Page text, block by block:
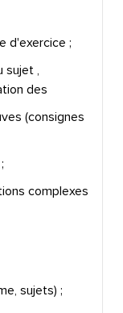
d'exercice ;
sujet ,
des
(consignes
complexes
sujets) ;